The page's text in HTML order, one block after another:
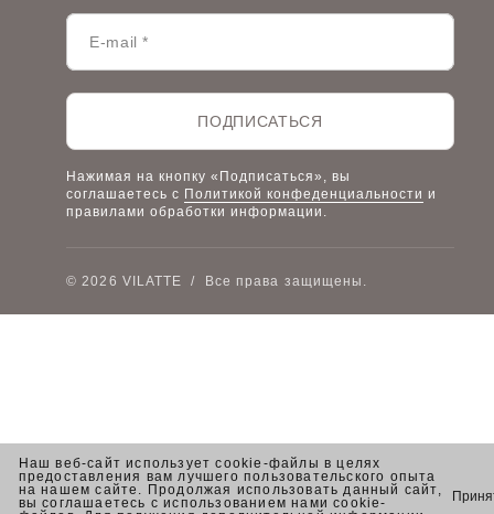
Таблицы размеров
Наши дилеры
Наш розничный интернет-магазин
ПОДПИСАТЬСЯ
Нажимая на кнопку «Подписаться», вы
соглашаетесь с Политикой конфеденциальности и
правилами обработки информации.
© 2026 VILATTE / Все права защищены.
Наш веб-сайт использует cookie-файлы в целях
предоставления вам лучшего пользовательского опыта
на нашем сайте. Продолжая использовать данный сайт,
вы соглашаетесь с использованием нами cookie-